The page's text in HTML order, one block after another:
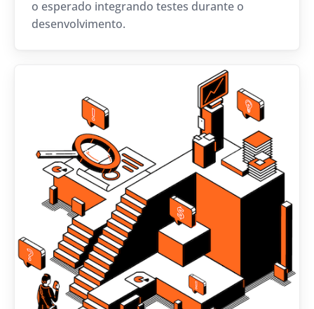
o esperado integrando testes durante o
desenvolvimento.